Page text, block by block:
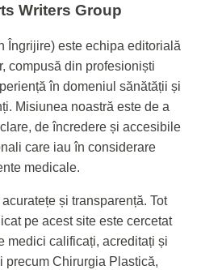
Writers Group
Îngrijire) este echipa editorială
compusă din profesioniști
în domeniul sănătății și
Misiunea noastră este de a
de încredere și accesibile
care iau în considerare
medicale.
și transparență. Tot
pe acest site este cercetat
medici calificați, acreditați și
precum Chirurgia Plastică,